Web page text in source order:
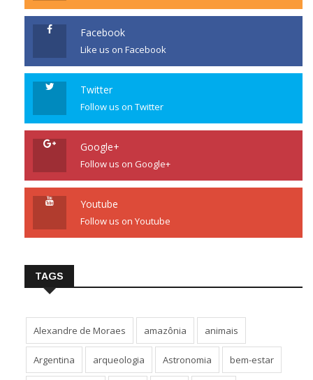
Facebook
Like us on Facebook
Twitter
Follow us on Twitter
Google+
Follow us on Google+
Youtube
Follow us on Youtube
TAGS
Alexandre de Moraes amazônia animais
Argentina arqueologia Astronomia bem-estar